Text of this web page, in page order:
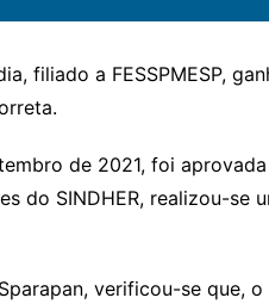
filiado a FESSPMESP,
de 2021, foi
do SINDHER, realizou-
verificou-se que,